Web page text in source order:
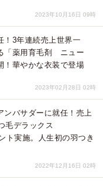
2023年10月16日 09時
！3年連続売上世界一
「薬用育毛剤 ニュー
！華やかな衣装で登場
2023年02月28日 02時
ンバサダーに就任！売上
毛デラックス
ト実施。人生初の羽つき
2022年12月16日 02時